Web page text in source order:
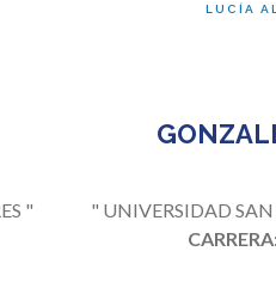
"
LUCÍA
" UNIVERSIDAD